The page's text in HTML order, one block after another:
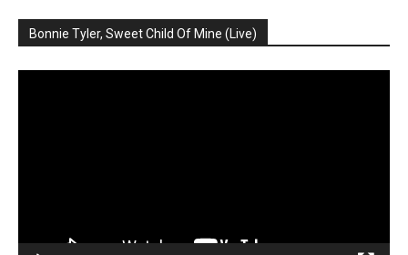
Bonnie Tyler, Sweet Child Of Mine (Live)